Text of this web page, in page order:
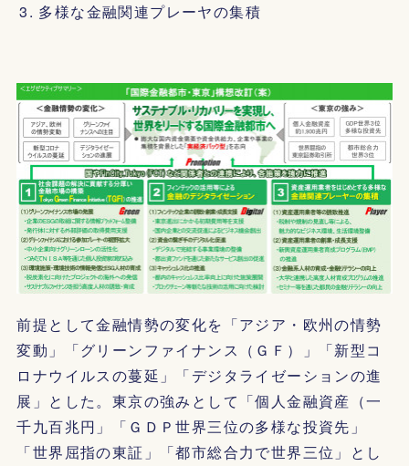
多様な金融関連プレーヤの集積
前提として金融情勢の変化を「アジア・欧州の情勢
変動」「グリーンファイナンス（ＧＦ）」「新型コ
ロナウイルスの蔓延」「デジタライゼーションの進
展」とした。東京の強みとして「個人金融資産（一
千九百兆円」「ＧＤＰ世界三位の多様な投資先」
「世界屈指の東証」「都市総合力で世界三位」とし